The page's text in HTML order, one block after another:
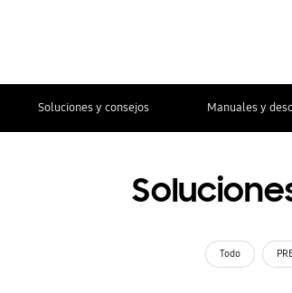
Soluciones y consejos Manuales y
Todo